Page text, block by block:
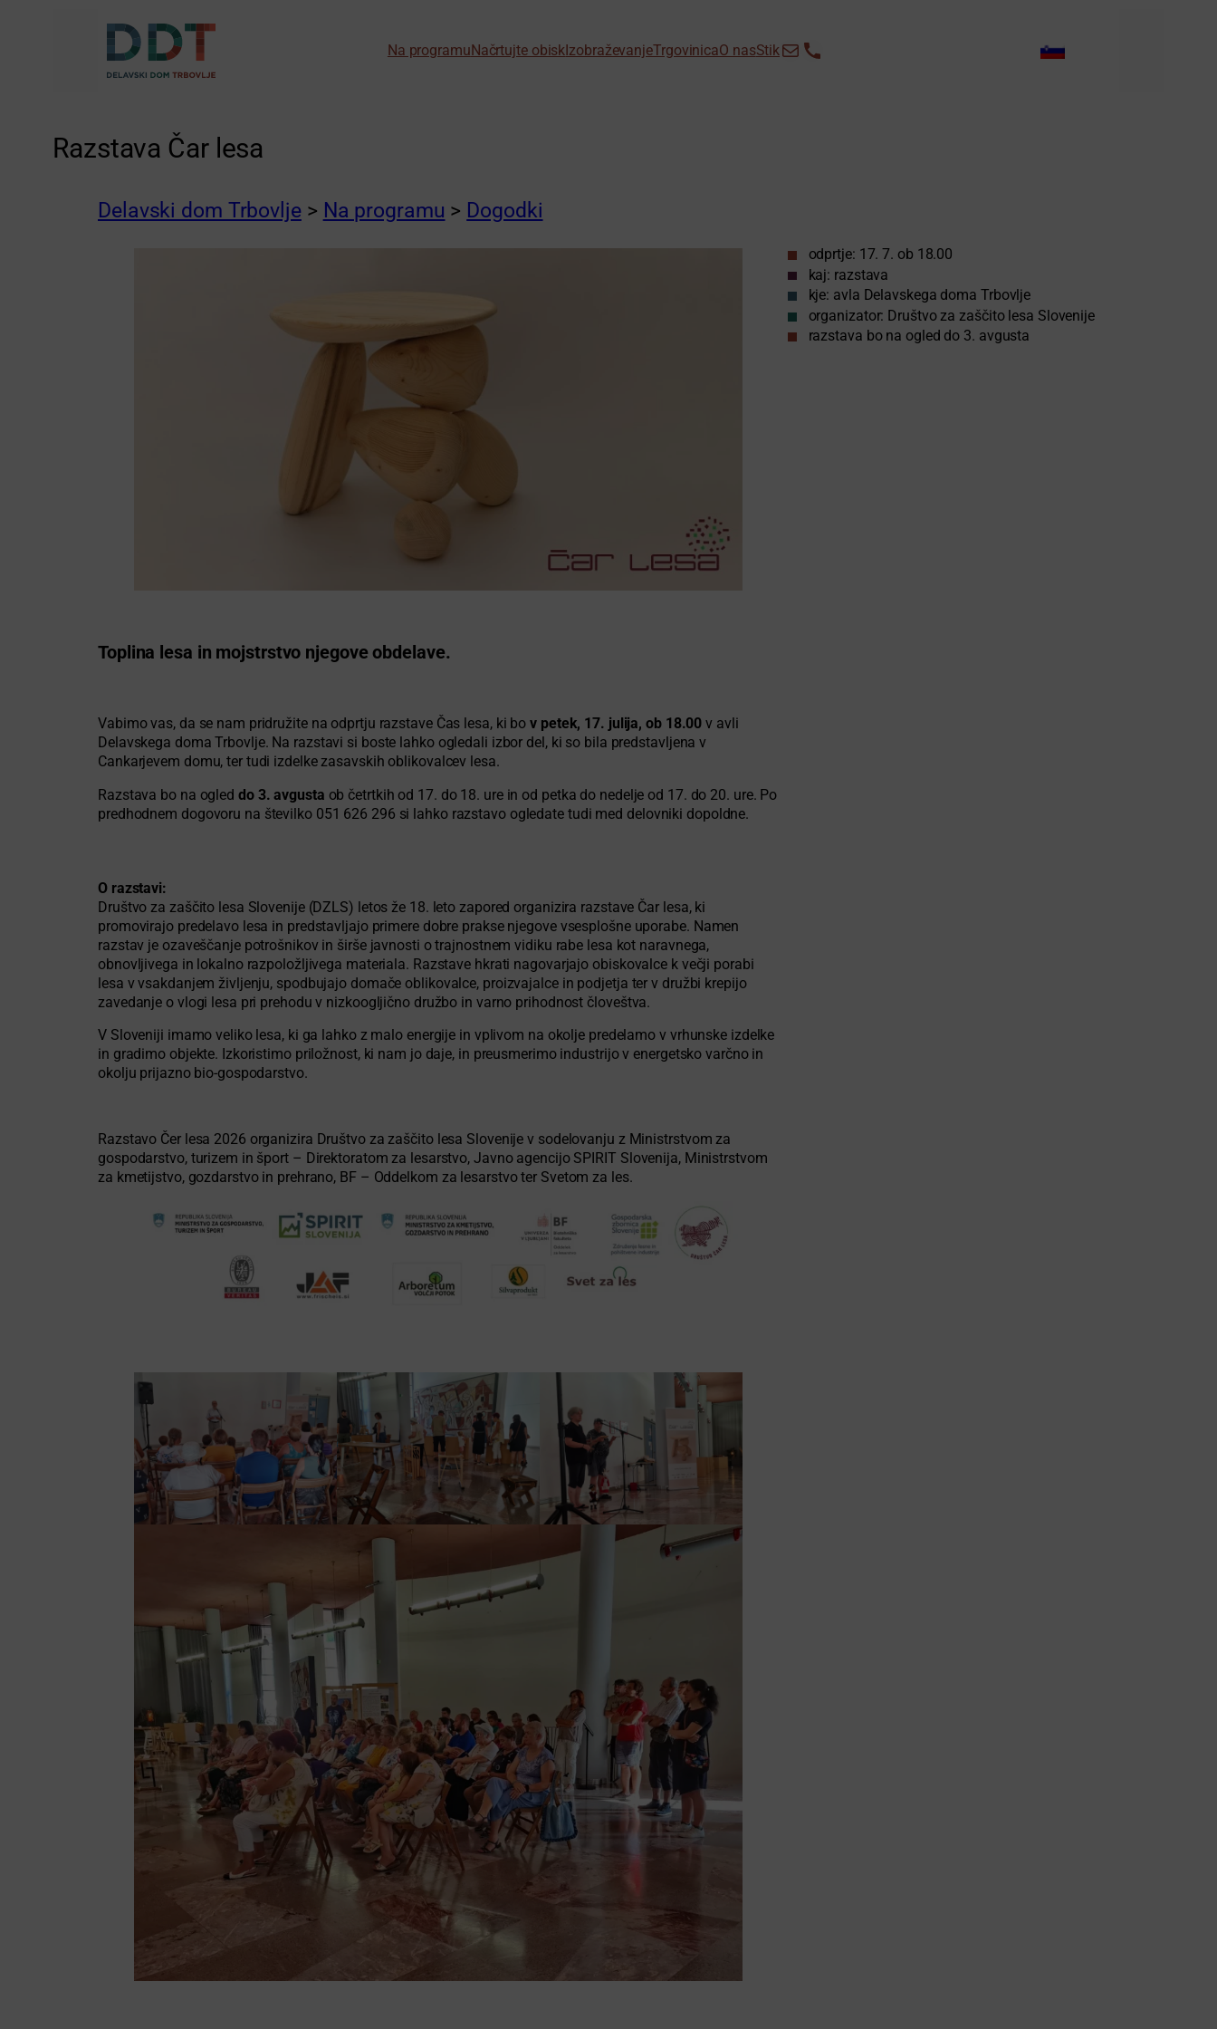
Na programu Načrtujte obisk IzobraževanjeTrgovinicaO nasStikinfo@dd-trbovlje.si
+386 3 56 481
Razstava Čar lesa
Delavski dom Trbovlje> Na programu > Dogodki
odprtje: 17. 7. ob 18.00
kaj: razstava
kje: avla Delavskega doma Trbovlje
organizator: Društvo za zaščito lesa Slovenije
razstava bo na ogled do 3. avgusta
Toplina lesa in mojstrstvo njegove obdelave.
Vabimo vas, da se nam pridružite na odprtju razstave Čas lesa, ki bov petek, 17. julija, ob 18.00 v avli
Delavskega doma Trbovlje. Na razstavi si boste lahko ogledali izbor del, ki so bila predstavljena v
Cankarjevem domu, ter tudi izdelke zasavskih oblikovalcev lesa.
Razstava bo na ogled do 3. avgusta ob četrtkih od 17. do 18. ure in od petka do nedelje od 17. do 20. ure. Po
predhodnem dogovoru na številko 051 626 296 si lahko razstavo ogledate tudi med delovniki dopoldne.
O razstavi:
Društvo za zaščito lesa Slovenije (DZLS) letos že 18. leto zapored organizira razstave Čar lesa, ki
promovirajo predelavo lesa in predstavljajo primere dobre prakse njegove vsesplošne uporabe. Namen
razstav je ozaveščanje potrošnikov in širše javnosti o trajnostnem vidiku rabe lesa kot naravnega,
obnovljivega in lokalno razpoložljivega materiala. Razstave hkrati nagovarjajo obiskovalce k večji porabi
lesa v vsakdanjem življenju, spodbujajo domače oblikovalce, proizvajalce in podjetja ter v družbi krepijo
zavedanje o vlogi lesa pri prehodu v nizkoogljično družbo in varno prihodnost človeštva.
V Sloveniji imamo veliko lesa, ki ga lahko z malo energije in vplivom na okolje predelamo v vrhunske izdelke
in gradimo objekte. Izkoristimo priložnost, ki nam jo daje, in preusmerimo industrijo v energetsko varčno in
okolju prijazno bio-gospodarstvo.
Razstavo Čer lesa 2026 organizira Društvo za zaščito lesa Slovenije v sodelovanju z Ministrstvom za
gospodarstvo, turizem in šport – Direktoratom za lesarstvo, Javno agencijo SPIRIT Slovenija, Ministrstvom
za kmetijstvo, gozdarstvo in prehrano, BF – Oddelkom za lesarstvo ter Svetom za les.